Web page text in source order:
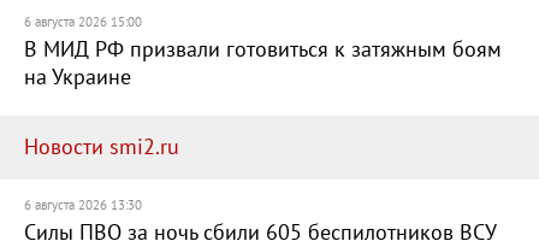
6 августа 2026 15:00
В МИД РФ призвали готовиться к затяжным боям
на Украине
Новости smi2.ru
6 августа 2026 13:30
Силы ПВО за ночь сбили 605 беспилотников ВСУ